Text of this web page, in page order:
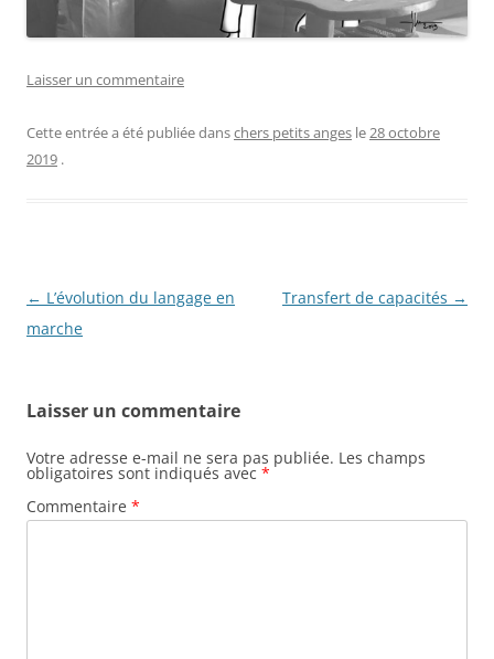
Laisser un commentaire
Cette entrée a été publiée danschers petits anges le28 octobre
2019 .
Navigation
des
← L’évolution du langage en
marche
Transfert de capacités →
Laisser un commentaire
Votre adresse e-mail ne sera pas publiée. Les champs
obligatoires sont indiqués avec *
Commentaire *